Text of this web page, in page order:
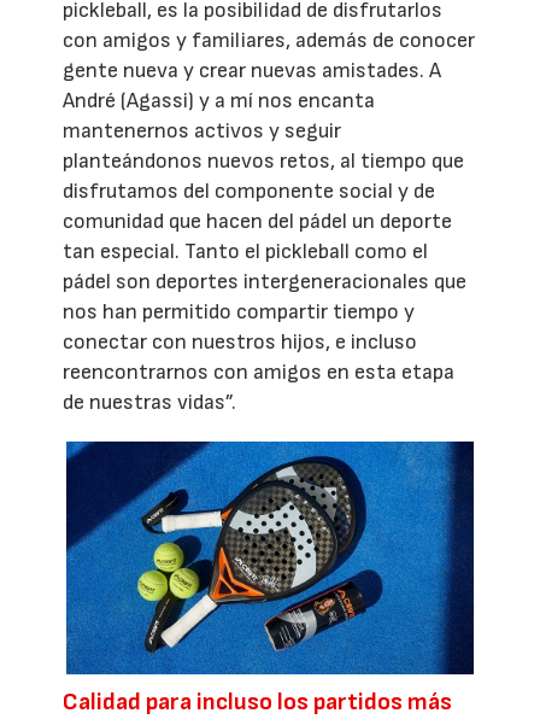
pickleball, es la posibilidad de disfrutarlos
con amigos y familiares, además de conocer
gente nueva y crear nuevas amistades. A
André (Agassi) y a mí nos encanta
mantenernos activos y seguir
planteándonos nuevos retos, al tiempo que
disfrutamos del componente social y de
comunidad que hacen del pádel un deporte
tan especial. Tanto el pickleball como el
pádel son deportes intergeneracionales que
nos han permitido compartir tiempo y
conectar con nuestros hijos, e incluso
reencontrarnos con amigos en esta etapa
de nuestras vidas”.
Calidad para incluso los partidos más